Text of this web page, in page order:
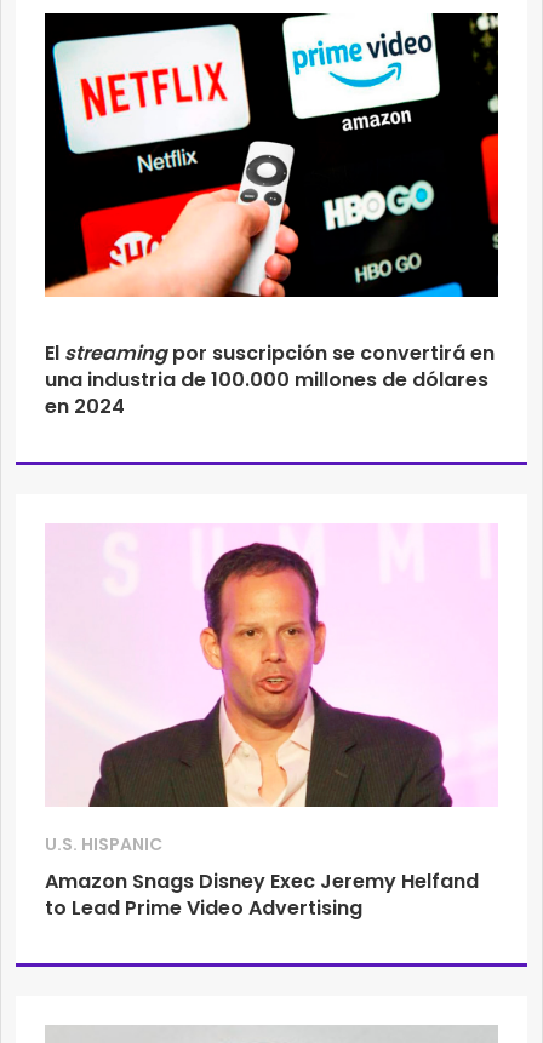
El streamingpor suscripción se convertirá en
una industria de 100.000 millones de dólares
en 2024
U.S. HISPANIC
Amazon Snags Disney Exec Jeremy Helfand
to Lead Prime Video Advertising